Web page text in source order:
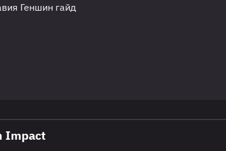
Геншин гайд
Impact